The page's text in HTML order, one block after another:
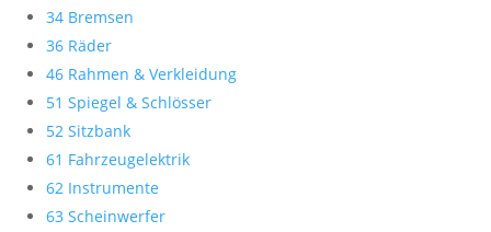
34 Bremsen
36 Räder
46 Rahmen & Verkleidung
51 Spiegel & Schlösser
52 Sitzbank
61 Fahrzeugelektrik
62 Instrumente
63 Scheinwerfer